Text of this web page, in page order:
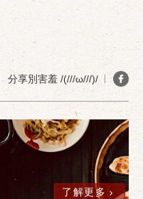
分享別害羞 /(///ω///)/
了解更多